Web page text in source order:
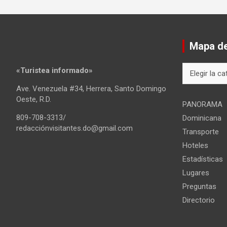
«Turistea informado»
Ave. Venezuela #34, Herrera, Santo Domingo
Oeste, R.D.
809-708-3313/
redacciónvisitantes.do@gmail.com
Mapa
del
PANORAMA
Dominicana
Transporte
Hoteles
Estadísticas
Lugares
Preguntas
Directorio